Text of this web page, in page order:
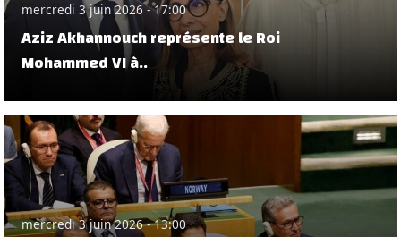
mercredi 3 juin 2026 - 17:00
Aziz Akhannouch représente le Roi
Mohammed VI à..
mercredi 3 juin 2026 - 13:00